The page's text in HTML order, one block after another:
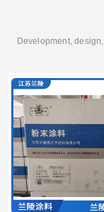
Development,